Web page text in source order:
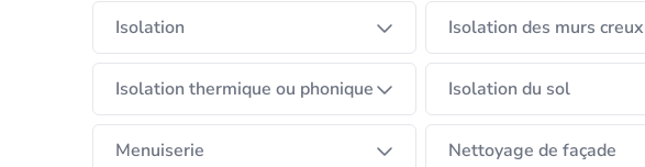
Isolation Isolation des murs creux
Isolation thermique ou phonique Isolation du sol
Menuiserie Nettoyage de façade